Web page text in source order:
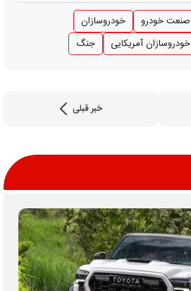
صنعت خودرو
خودروسازان
خودروسازان آمریکایی
جنگ
خبر قبلی